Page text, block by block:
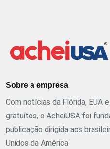
Sobre a empresa
Com notícias da Flórida, EUA
gratuitos, o AcheiUSA foi
publicação dirigida aos
Unidos da América